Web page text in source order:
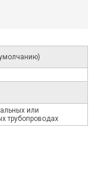
или
трубопроводах